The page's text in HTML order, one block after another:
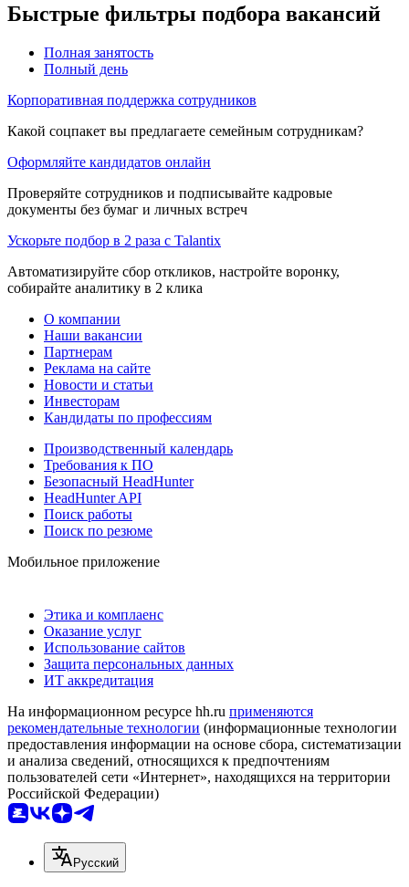
Быстрые фильтры подбора вакансий
Полная занятость
Полный день
Корпоративная поддержка сотрудников
Какой соцпакет вы предлагаете семейным сотрудникам?
Оформляйте кандидатов онлайн
Проверяйте сотрудников и подписывайте кадровые
документы без бумаг и личных встреч
Ускорьте подбор в 2 раза с Talantix
Автоматизируйте сбор откликов, настройте воронку,
собирайте аналитику в 2 клика
О компании
Наши вакансии
Партнерам
Реклама на сайте
Новости и статьи
Инвесторам
Кандидаты по профессиям
Производственный календарь
Требования к ПО
Безопасный HeadHunter
HeadHunter API
Поиск работы
Поиск по резюме
Мобильное приложение
Этика и комплаенс
Оказание услуг
Использование сайтов
Защита персональных данных
ИТ аккредитация
На информационном ресурсе hh.ru применяются
рекомендательные технологии (информационные технологии
предоставления информации на основе сбора, систематизации
и анализа сведений, относящихся к предпочтениям
пользователей сети «Интернет», находящихся на территории
Российской Федерации)
Русский